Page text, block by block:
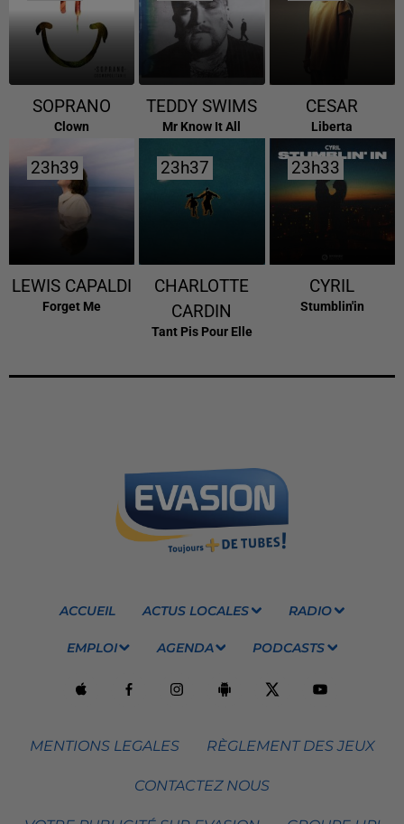
SOPRANO
Clown
TEDDY SWIMS
Mr Know It All
CESAR
Liberta
23h39
23h39
LEWIS CAPALDI
Forget Me
23h37
23h37
CHARLOTTE
CARDIN
Tant Pis Pour Elle
23h33
23h33
CYRIL
Stumblin'in
ACCUEIL ACTUS LOCALES RADIO
EMPLOI AGENDA PODCASTS
MENTIONS LEGALES RÈGLEMENT DES JEUX
CONTACTEZ NOUS